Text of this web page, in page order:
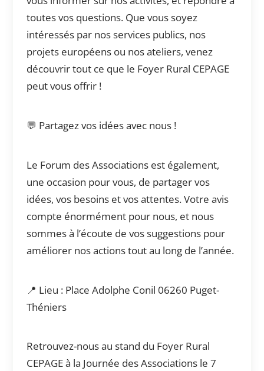
toutes vos questions. Que vous soyez
intéressés par nos services publics, nos
projets européens ou nos ateliers, venez
découvrir tout ce que le Foyer Rural CEPAGE
peut vous offrir !
💬 Partagez vos idées avec nous !
Le Forum des Associations est également,
une occasion pour vous, de partager vos
idées, vos besoins et vos attentes. Votre avis
compte énormément pour nous, et nous
sommes à l’écoute de vos suggestions pour
améliorer nos actions tout au long de l’année.
📍 Lieu : Place Adolphe Conil 06260 Puget-
Théniers
Retrouvez-nous au stand du Foyer Rural
CEPAGE à la Journée des Associations le 7